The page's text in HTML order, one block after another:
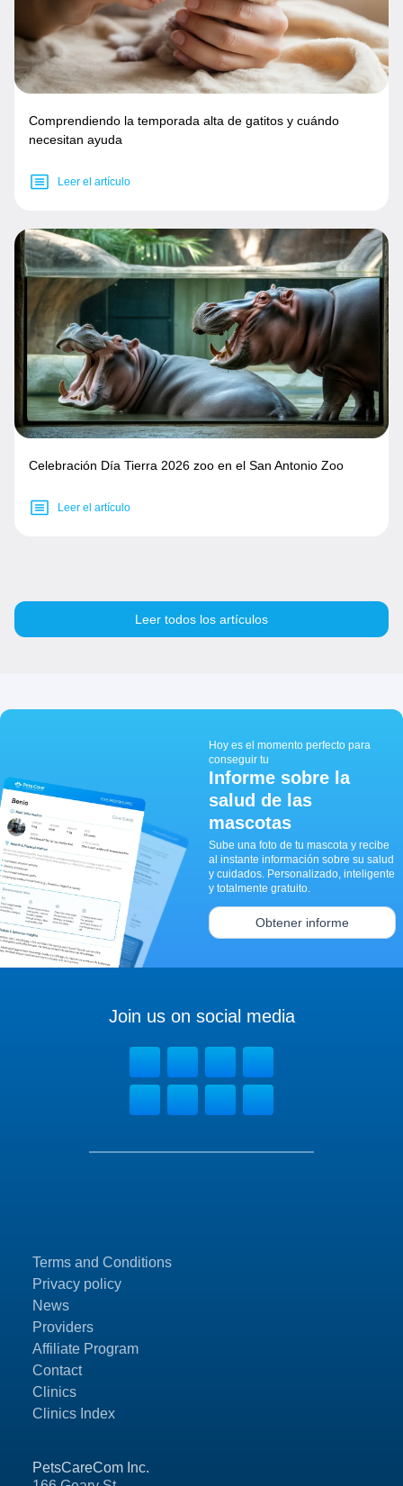
Comprendiendo la temporada alta de gatitos y cuándo
necesitan ayuda
Leer el artículo
Celebración Día Tierra 2026 zoo en el San Antonio Zoo
Leer el artículo
Leer todos los artículos
Hoy es el momento perfecto para
conseguir tu
Informe sobre la
salud de las
mascotas
Sube una foto de tu mascota y recibe
al instante información sobre su salud
y cuidados. Personalizado, inteligente
y totalmente gratuito.
Obtener informe
PetsCareCom Inc.
Terms and Conditions
Privacy policy
News
Providers
Affiliate Program
Contact
Clinics
Clinics Index
Join us on social media